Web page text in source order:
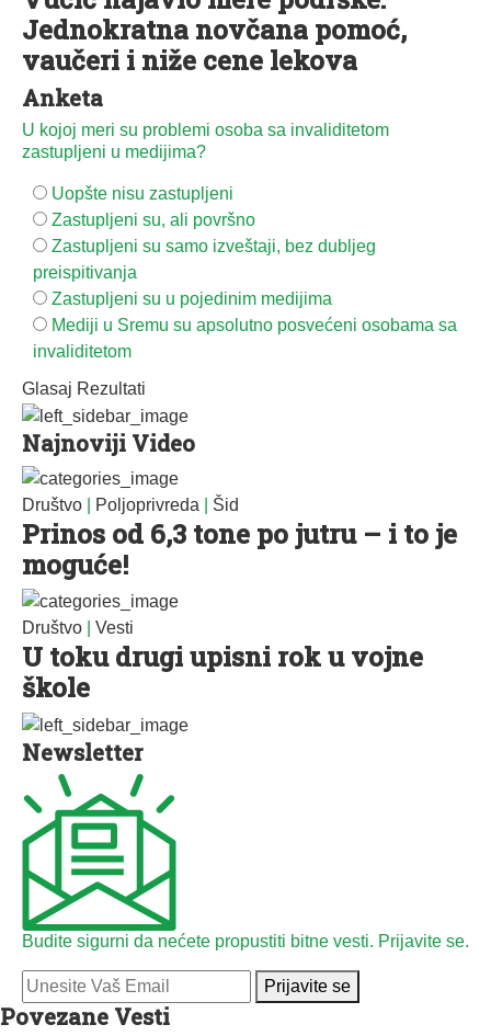
Jednokratna novčana pomoć,
vaučeri i niže cene lekova
Anketa
U kojoj meri su problemi osoba sa invaliditetom
zastupljeni u medijima?
Uopšte nisu zastupljeni
Zastupljeni su, ali površno
Zastupljeni su samo izveštaji, bez dubljeg
preispitivanja
Zastupljeni su u pojedinim medijima
Mediji u Sremu su apsolutno posvećeni osobama sa
invaliditetom
Glasaj Rezultati
Najnoviji Video
Društvo Poljoprivreda Šid
Prinos od 6,3 tone po jutru – i to je
moguće!
Društvo Vesti
U toku drugi upisni rok u vojne
škole
Newsletter
Budite sigurni da nećete propustiti bitne vesti. Prijavite se.
Prijavite se
Povezane Vesti